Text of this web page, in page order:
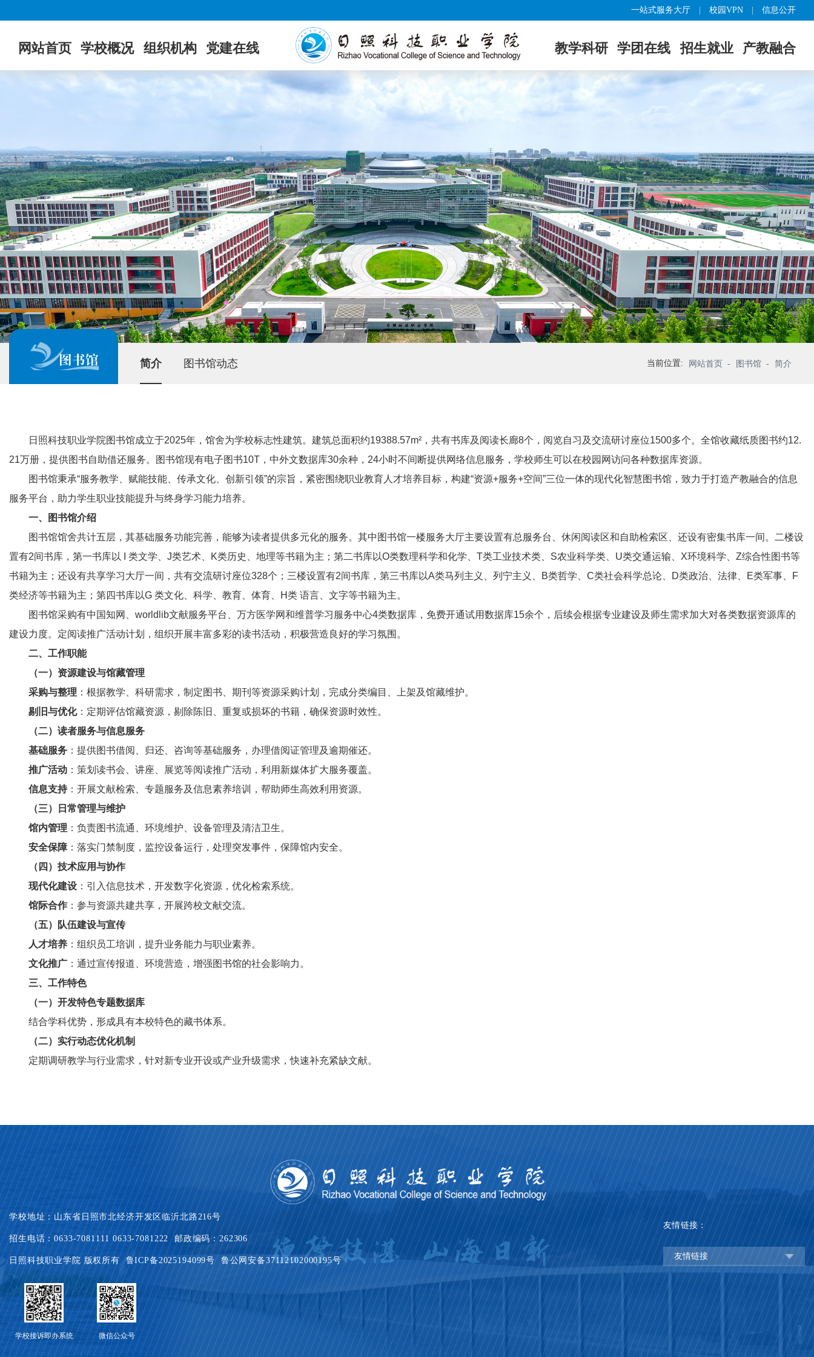
一站式服务大厅 校园VPN 信息公开
网站首页 学校概况 组织机构 党建在线 教学科研 学团在线 招生就业 产教融合
图书馆 简介 图书馆动态 当前位置: 网站首页 - 图书馆 - 简介
日照科技职业学院图书馆成立于2025年，馆舍为学校标志性建筑。建筑总面积约19388.57m²，共有书库及阅读长廊8个，阅览自习及交流研讨座位1500多个。全馆收藏纸质图书约12.
21万册，提供图书自助借还服务。图书馆现有电子图书10T，中外文数据库30余种，24小时不间断提供网络信息服务，学校师生可以在校园网访问各种数据库资源。
图书馆秉承“服务教学、赋能技能、传承文化、创新引领”的宗旨，紧密围绕职业教育人才培养目标，构建“资源+服务+空间”三位一体的现代化智慧图书馆，致力于打造产教融合的信息
服务平台，助力学生职业技能提升与终身学习能力培养。
一、图书馆介绍
图书馆馆舍共计五层，其基础服务功能完善，能够为读者提供多元化的服务。其中图书馆一楼服务大厅主要设置有总服务台、休闲阅读区和自助检索区、还设有密集书库一间。二楼设
置有2间书库，第一书库以 I 类文学、J类艺术、K类历史、地理等书籍为主；第二书库以O类数理科学和化学、T类工业技术类、S农业科学类、U类交通运输、X环境科学、Z综合性图书等
书籍为主；还设有共享学习大厅一间，共有交流研讨座位328个；三楼设置有2间书库，第三书库以A类马列主义、列宁主义、B类哲学、C类社会科学总论、D类政治、法律、E类军事、F
类经济等书籍为主；第四书库以G 类文化、科学、教育、体育、H类 语言、文字等书籍为主。
图书馆采购有中国知网、worldlib文献服务平台、万方医学网和维普学习服务中心4类数据库，免费开通试用数据库15余个，后续会根据专业建设及师生需求加大对各类数据资源库的
建设力度。定阅读推广活动计划，组织开展丰富多彩的读书活动，积极营造良好的学习氛围。
二、工作职能
（一）资源建设与馆藏管理
采购与整理 ：根据教学、科研需求，制定图书、期刊等资源采购计划，完成分类编目、上架及馆藏维护。
剔旧与优化：定期评估馆藏资源，剔除陈旧、重复或损坏的书籍，确保资源时效性。
（二）读者服务与信息服务
基础服务 ：提供图书借阅、归还、咨询等基础服务，办理借阅证管理及逾期催还。
推广活动 ：策划读书会、讲座、展览等阅读推广活动，利用新媒体扩大服务覆盖。
信息支持：开展文献检索、专题服务及信息素养培训，帮助师生高效利用资源。
（三）日常管理与维护
馆内管理 ：负责图书流通、环境维护、设备管理及清洁卫生。
安全保障 ：落实门禁制度，监控设备运行，处理突发事件，保障馆内安全。
（四）技术应用与协作
现代化建设 ：引入信息技术，开发数字化资源，优化检索系统。
馆际合作 ：参与资源共建共享，开展跨校文献交流。
（五）队伍建设与宣传
人才培养 ：组织员工培训，提升业务能力与职业素养。
文化推广 ：通过宣传报道、环境营造，增强图书馆的社会影响力。
三、工作特色
（一）开发特色专题数据库
结合学科优势，形成具有本校特色的藏书体系。
（二）实行动态优化机制
定期调研教学与行业需求，针对新专业开设或产业升级需求，快速补充紧缺文献。
学校地址：山东省日照市北经济开发区临沂北路216号
招生电话：0633-7081111 0633-7081222 邮政编码：262306
日照科技职业学院 版权所有鲁ICP备2025194099号 鲁公网安备37112102000195号
友情链接：
友情链接
学校接诉即办系统 微信公众号